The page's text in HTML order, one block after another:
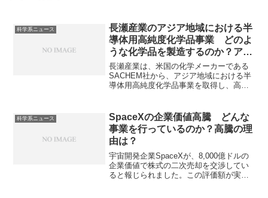
科学系ニュース
長瀬産業のアジア地域における半
導体用高純度化学品事業 どのよ
うな化学品を製造するのか？アジ
アに力を入れる理由は何か？
長瀬産業は、米国の化学メーカーである
SACHEM社から、アジア地域における半
導体用高純度化学品事業を取得し、高純
を入れる理由は何かを知ることができま
す。
科学系ニュース
SpaceXの企業価値高騰 どんな
事業を行っているのか？高騰の理
由は？
宇宙開発企業SpaceXが、8,000億ドルの
企業価値で株式の二次売却を交渉してい
ると報じられました。この評価額が実現